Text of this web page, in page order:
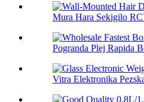
Mura Hara Sekigilo
Pogranda Plej Rapida
Vitra Elektronika